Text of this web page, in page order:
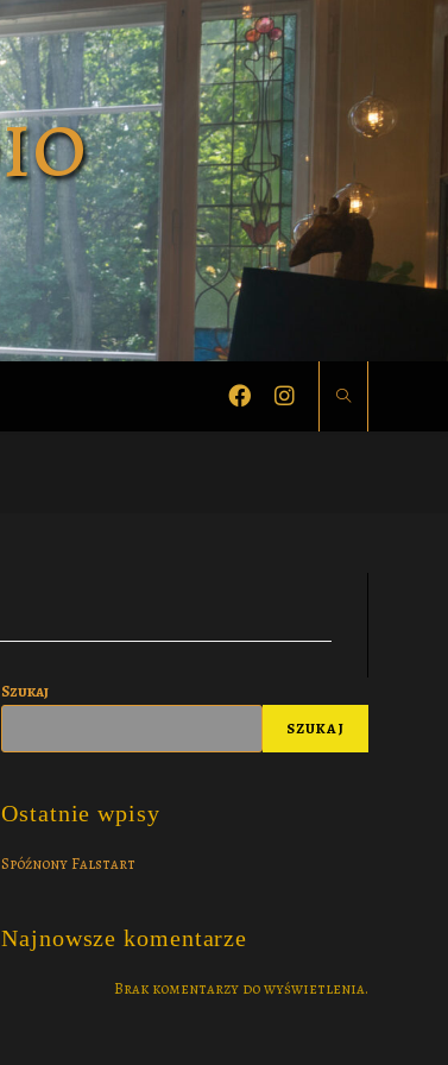
Szukaj
SZUKAJ
Ostatnie wpisy
Spóźnony Falstart
Najnowsze komentarze
Brak komentarzy do wyświetlenia.